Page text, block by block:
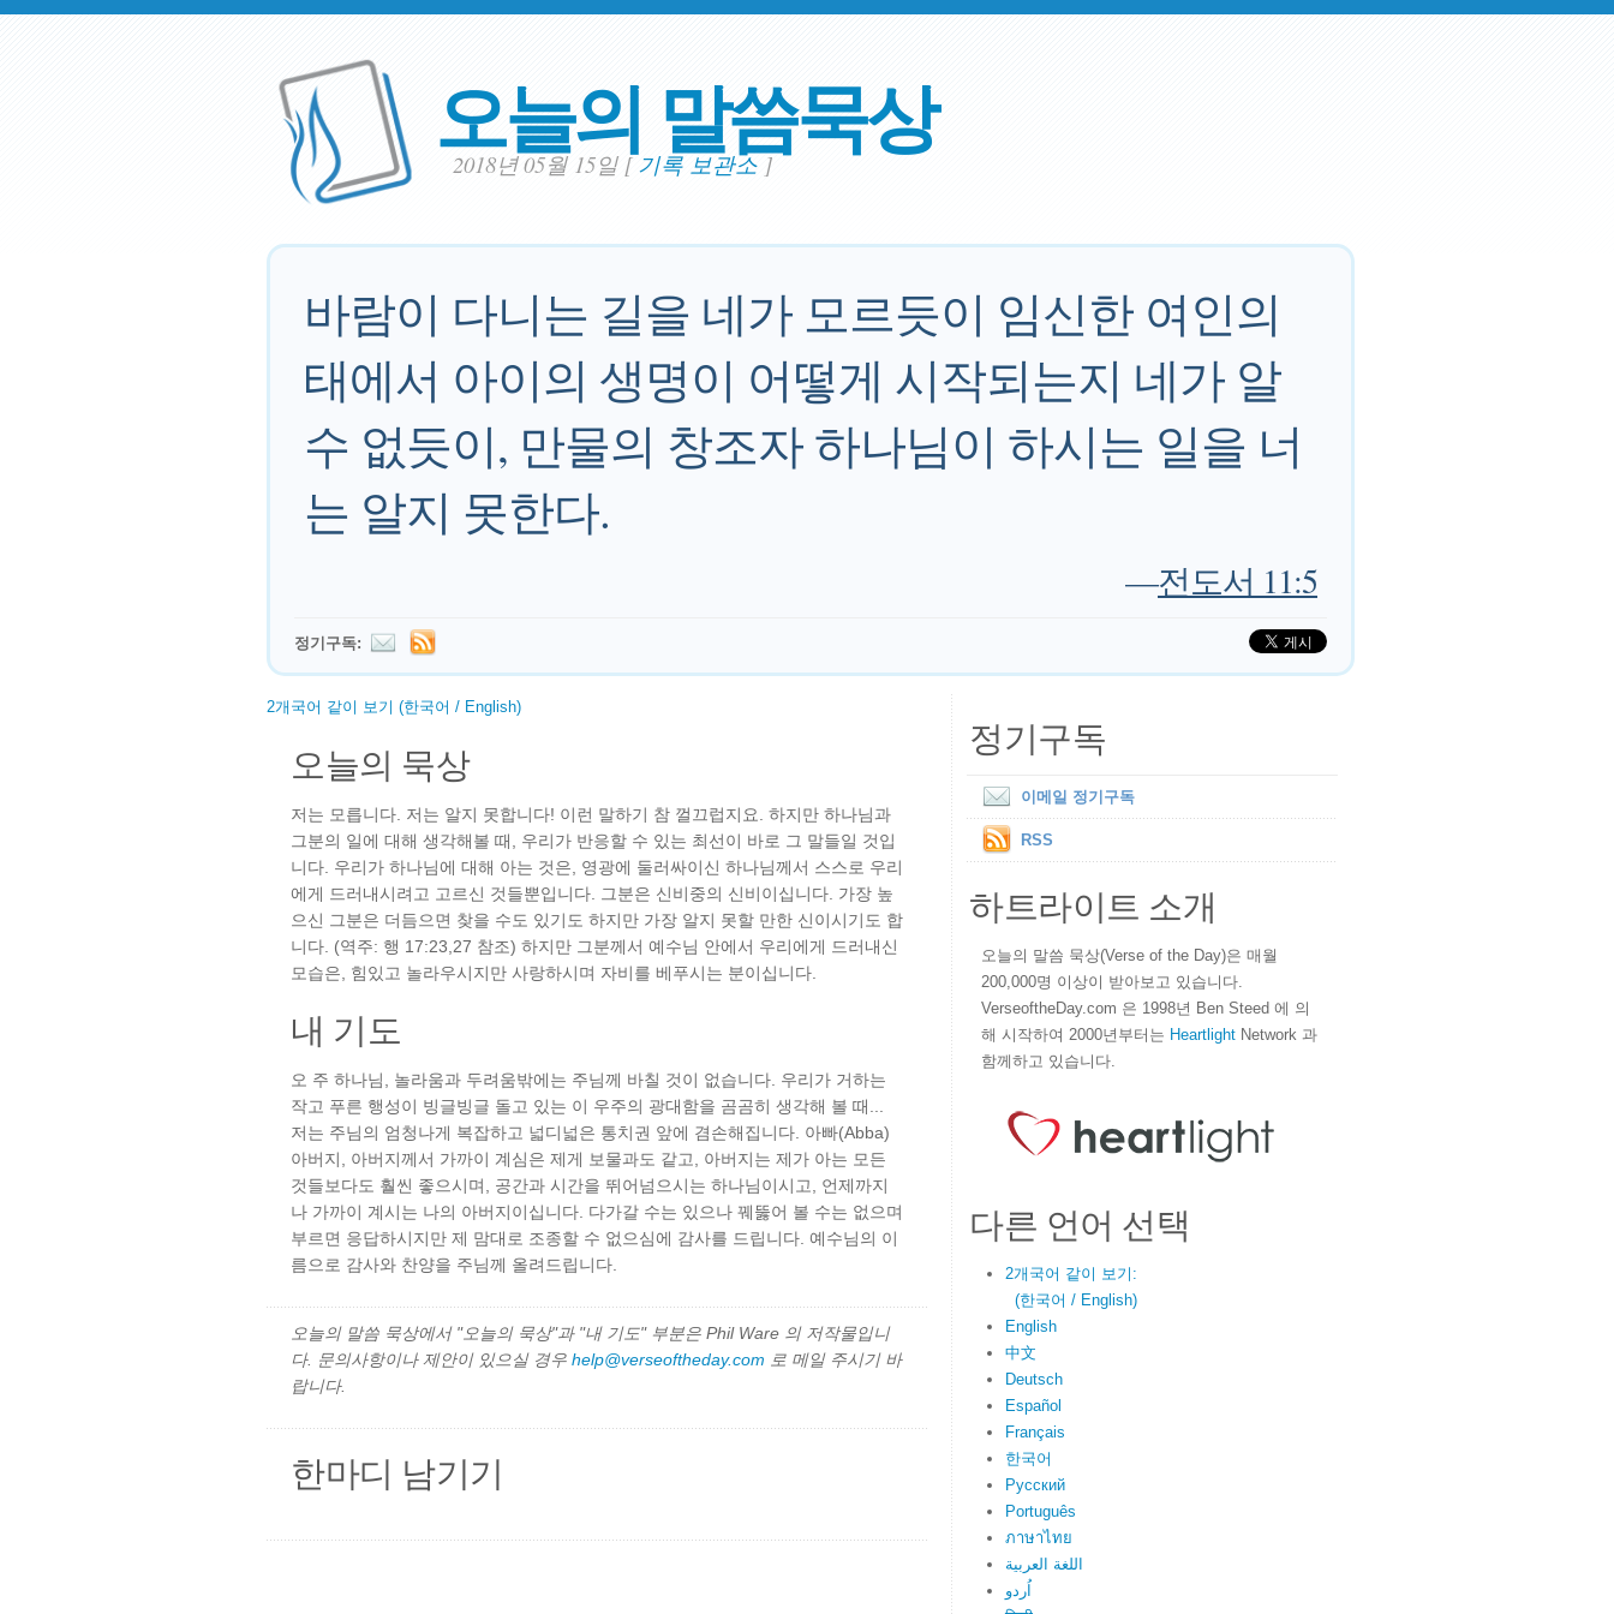
오늘의 말씀묵상
2018년 05월 15일 [기록 보관소]
바람이 다니는 길을 네가 모르듯이 임신한 여인의
태에서 아이의 생명이 어떻게 시작되는지 네가 알
수 없듯이, 만물의 창조자 하나님이 하시는 일을 너
는 알지 못한다.
—전도서 11:5
정기구독:
2개국어 같이 보기 (한국어 / English)
오늘의 묵상
저는 모릅니다. 저는 알지 못합니다! 이런 말하기 참 껄끄럽지요. 하지만 하나님과
그분의 일에 대해 생각해볼 때, 우리가 반응할 수 있는 최선이 바로 그 말들일 것입
니다. 우리가 하나님에 대해 아는 것은, 영광에 둘러싸이신 하나님께서 스스로 우리
에게 드러내시려고 고르신 것들뿐입니다. 그분은 신비중의 신비이십니다. 가장 높
으신 그분은 더듬으면 찾을 수도 있기도 하지만 가장 알지 못할 만한 신이시기도 합
니다. (역주: 행 17:23,27 참조) 하지만 그분께서 예수님 안에서 우리에게 드러내신
모습은, 힘있고 놀라우시지만 사랑하시며 자비를 베푸시는 분이십니다.
내 기도
오 주 하나님, 놀라움과 두려움밖에는 주님께 바칠 것이 없습니다. 우리가 거하는
작고 푸른 행성이 빙글빙글 돌고 있는 이 우주의 광대함을 곰곰히 생각해 볼 때...
저는 주님의 엄청나게 복잡하고 넓디넓은 통치권 앞에 겸손해집니다. 아빠(Abba)
아버지, 아버지께서 가까이 계심은 제게 보물과도 같고, 아버지는 제가 아는 모든
것들보다도 훨씬 좋으시며, 공간과 시간을 뛰어넘으시는 하나님이시고, 언제까지
나 가까이 계시는 나의 아버지이십니다. 다가갈 수는 있으나 꿰뚫어 볼 수는 없으며
부르면 응답하시지만 제 맘대로 조종할 수 없으심에 감사를 드립니다. 예수님의 이
름으로 감사와 찬양을 주님께 올려드립니다.
오늘의 말씀 묵상에서 "오늘의 묵상"과 "내 기도" 부분은 Phil Ware 의 저작물입니
다. 문의사항이나 제안이 있으실 경우 help@verseoftheday.com 로 메일 주시기 바
랍니다.
한마디 남기기
정기구독
이메일 정기구독
RSS
하트라이트 소개
오늘의 말씀 묵상(Verse of the Day)은 매월
200,000명 이상이 받아보고 있습니다.
VerseoftheDay.com 은 1998년 Ben Steed 에 의
해 시작하여 2000년부터는 Heartlight Network 과
함께하고 있습니다.
다른 언어 선택
2개국어 같이 보기:
(한국어 / English)
English
中文
Deutsch
Español
Français
한국어
Русский
Português
ภาษาไทย
اللغة العربية
اُردو